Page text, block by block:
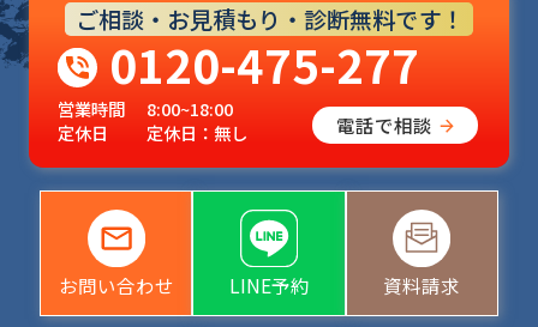
ご相談・お見積もり・診断無料です！
0120-475-277
営業時間
8:00~18:00
定休日
定休日：無し 電話で相談
お問い合わせ LINE予約 資料請求